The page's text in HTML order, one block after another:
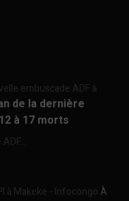
embuscade ADF à
de la dernière
à 17 morts
à Makeke - InfocongoÀ